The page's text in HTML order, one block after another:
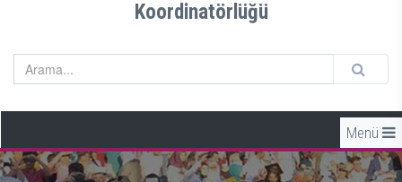
Koordinatörlüğü
Menü